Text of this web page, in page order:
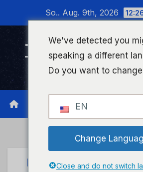
wechseln
So.. Aug. 9th, 2026
Timeline Bad
Infonetzwerk für Bad
UNCATEGORIZED
We've detected you
speaking a different
Do you want to
EN
Change
Close and do not switch